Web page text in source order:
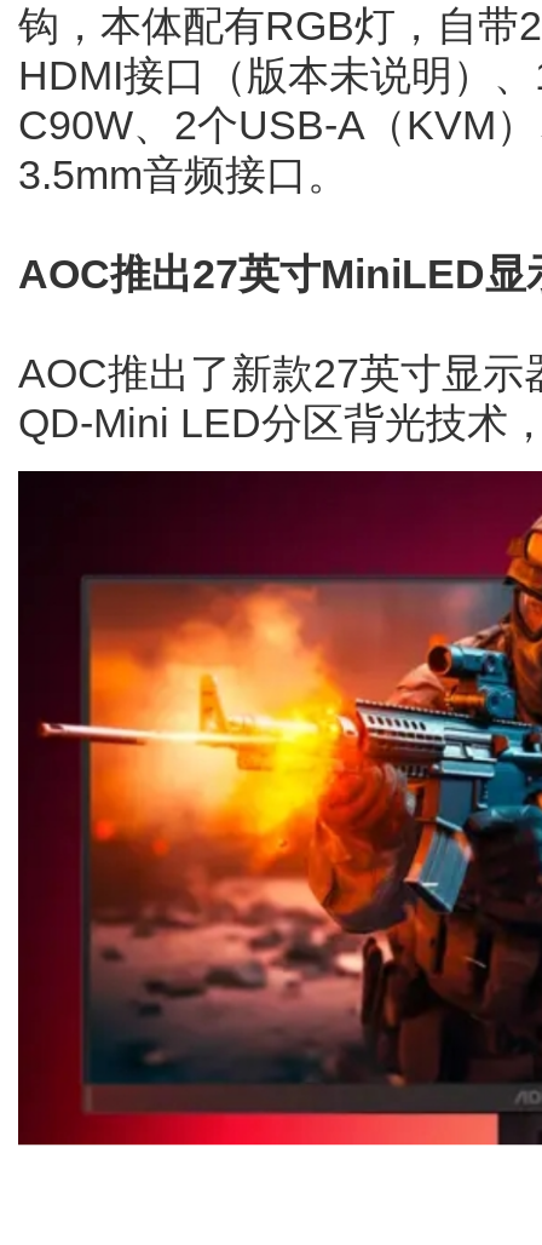
钩，本体配有RGB灯，自带
HDMI接口（版本未说明）
C90W、2个USB-A（KVM
3.5mm音频接口。
AOC推出27英寸MiniLED显
AOC推出了新款27英寸显
QD-Mini LED分区背光技术